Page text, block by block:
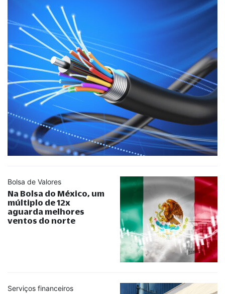
Bolsa de Valores
Na Bolsa do México, um
múltiplo de 12x
aguarda melhores
ventos do norte
Serviços financeiros